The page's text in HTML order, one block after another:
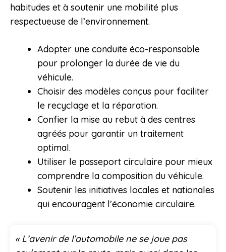
habitudes et à soutenir une mobilité plus
respectueuse de l’environnement.
Adopter une conduite éco-responsable
pour prolonger la durée de vie du
véhicule.
Choisir des modèles conçus pour faciliter
le recyclage et la réparation.
Confier la mise au rebut à des centres
agréés pour garantir un traitement
optimal.
Utiliser le passeport circulaire pour mieux
comprendre la composition du véhicule.
Soutenir les initiatives locales et nationales
qui encouragent l’économie circulaire.
« L’avenir de l’automobile ne se joue pas